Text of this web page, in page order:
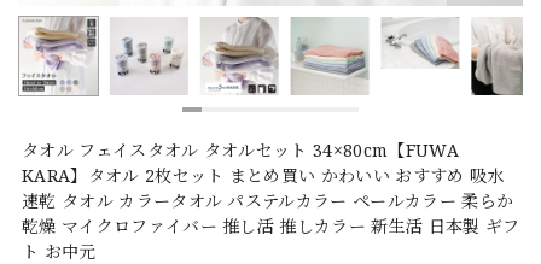
タオル フェイスタオル タオルセット 34×80cm【FUWA
KARA】タオル 2枚セット まとめ買い かわいい おすすめ 吸水
速乾 タオル カラータオル パステルカラー ペールカラー 柔らか
乾燥 マイクロファイバー 推し活 推しカラー 新生活 日本製 ギフ
ト お中元